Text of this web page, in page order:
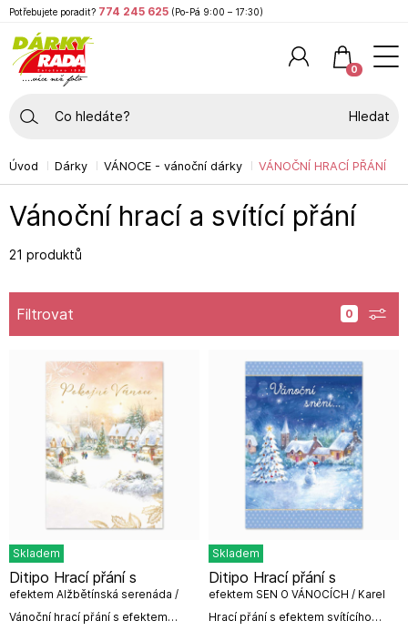
Úvod Dárky VÁNOCE - vánoční dárky VÁNOČNÍ HRACÍ PŘÁNÍ
Vánoční hrací a svítící přání
21 produktů
Filtrovat
Skladem
Vánoční hrací přání s efektem
Ditipo Hrací přání s
efektem Alžbětínská serenáda /
melodie
Skladem
Hrací přání s efektem svítícího
Ditipo Hrací přání s
efektem SEN O VÁNOCÍCH / Karel
Gott
Potřebujete poradit? 774 245 625 (Po-Pá 9:00 – 17:30)
0
Hledat